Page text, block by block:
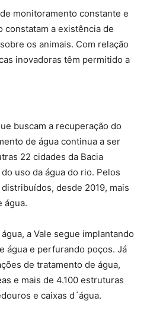
monitoramento constante e
a existência de
os animais. Com relação
inovadoras têm permitido a
buscam a recuperação do
de água continua a ser
22 cidades da Bacia
uso da água do rio. Pelos
desde 2019, mais
água.
a Vale segue implantando
água e perfurando poços. Já
de tratamento de água,
e mais de 4.100 estruturas
e caixas d´água.